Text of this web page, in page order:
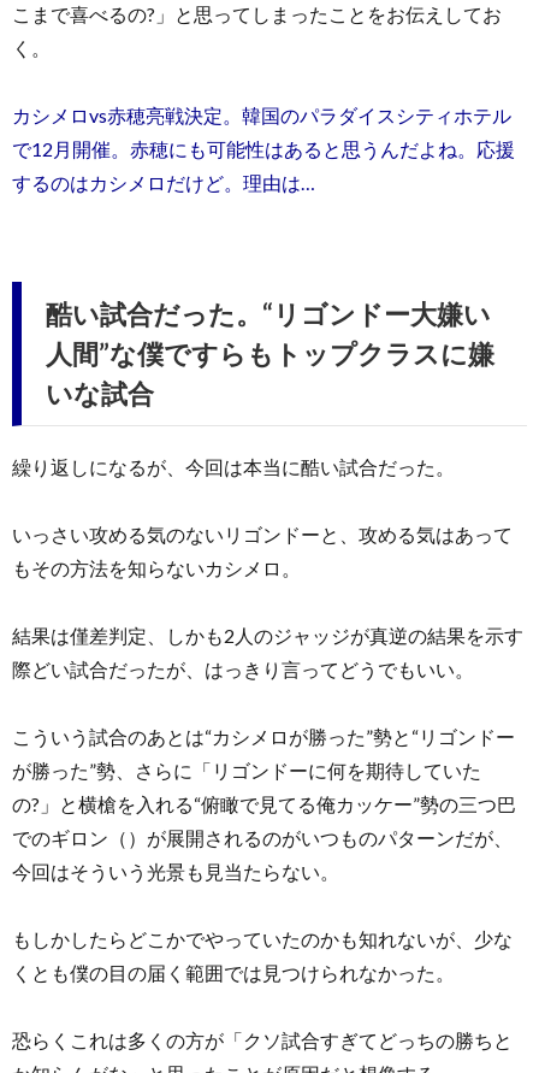
こまで喜べるの?」と思ってしまったことをお伝えしてお
く。
カシメロvs赤穂亮戦決定。韓国のパラダイスシティホテル
で12月開催。赤穂にも可能性はあると思うんだよね。応援
するのはカシメロだけど。理由は…
酷い試合だった。“リゴンドー大嫌い
人間”な僕ですらもトップクラスに嫌
いな試合
繰り返しになるが、今回は本当に酷い試合だった。
いっさい攻める気のないリゴンドーと、攻める気はあって
もその方法を知らないカシメロ。
結果は僅差判定、しかも2人のジャッジが真逆の結果を示す
際どい試合だったが、はっきり言ってどうでもいい。
こういう試合のあとは“カシメロが勝った”勢と“リゴンドー
が勝った”勢、さらに「リゴンドーに何を期待していた
の?」と横槍を入れる“俯瞰で見てる俺カッケー”勢の三つ巴
でのギロン（）が展開されるのがいつものパターンだが、
今回はそういう光景も見当たらない。
もしかしたらどこかでやっていたのかも知れないが、少な
くとも僕の目の届く範囲では見つけられなかった。
恐らくこれは多くの方が「クソ試合すぎてどっちの勝ちと